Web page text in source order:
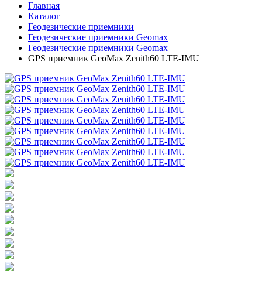
Главная
Каталог
Геодезические приемники
Геодезические приемники Geomax
Геодезические приемники Geomax
GPS приемник GeoMax Zenith60 LTE-IMU